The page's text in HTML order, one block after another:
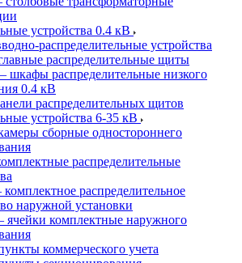
устройства 0.4 кВ
распределительные устройства
распределительные щиты
распределительные низкого
0.4 кВ
распределительных щитов
устройства 6-35 кВ
сборные одностороннего
распределительные
распределительное
наружной установки
комплектные наружного
коммерческого учета